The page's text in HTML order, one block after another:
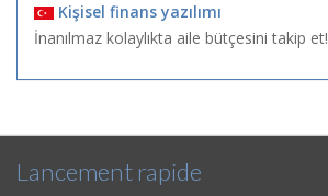
Kişisel finans yazılımı
İnanılmaz kolaylıkta aile bütçesini takip et!
Lancement rapide